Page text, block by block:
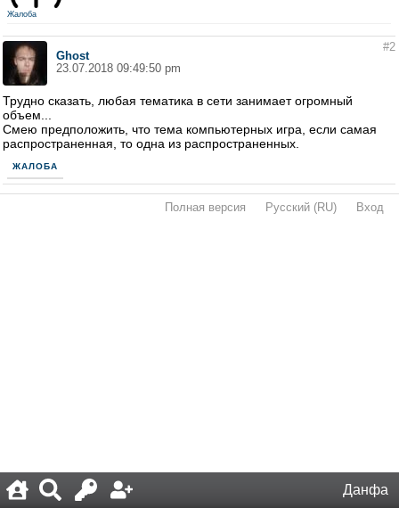
Данфа
Жалоба
Ghost
23.07.2018 09:49:50 pm
#2
Трудно сказать, любая тематика в сети занимает огромный
объем...
Смею предположить, что тема компьютерных игра, если самая
распространенная, то одна из распространенных.
ЖАЛОБА
Полная версия Русский (RU) Вход